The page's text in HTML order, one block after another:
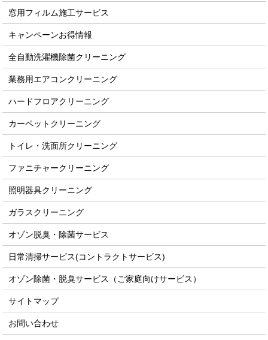
窓用フィルム施工サービス
キャンペーンお得情報
全自動洗濯機除菌クリーニング
業務用エアコンクリーニング
ハードフロアクリーニング
カーペットクリーニング
トイレ・洗面所クリーニング
ファニチャークリーニング
照明器具クリーニング
ガラスクリーニング
オゾン脱臭・除菌サービス
日常清掃サービス(コントラクトサービス)
オゾン除菌・脱臭サービス（ご家庭向けサービス）
サイトマップ
お問い合わせ